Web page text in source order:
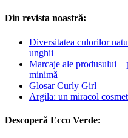
Din revista noastră:
Diversitatea culorilor
unghii
Marcaje ale produsului
minimă
Glosar Curly Girl
Argila: un miracol
Descoperă Ecco Verde: